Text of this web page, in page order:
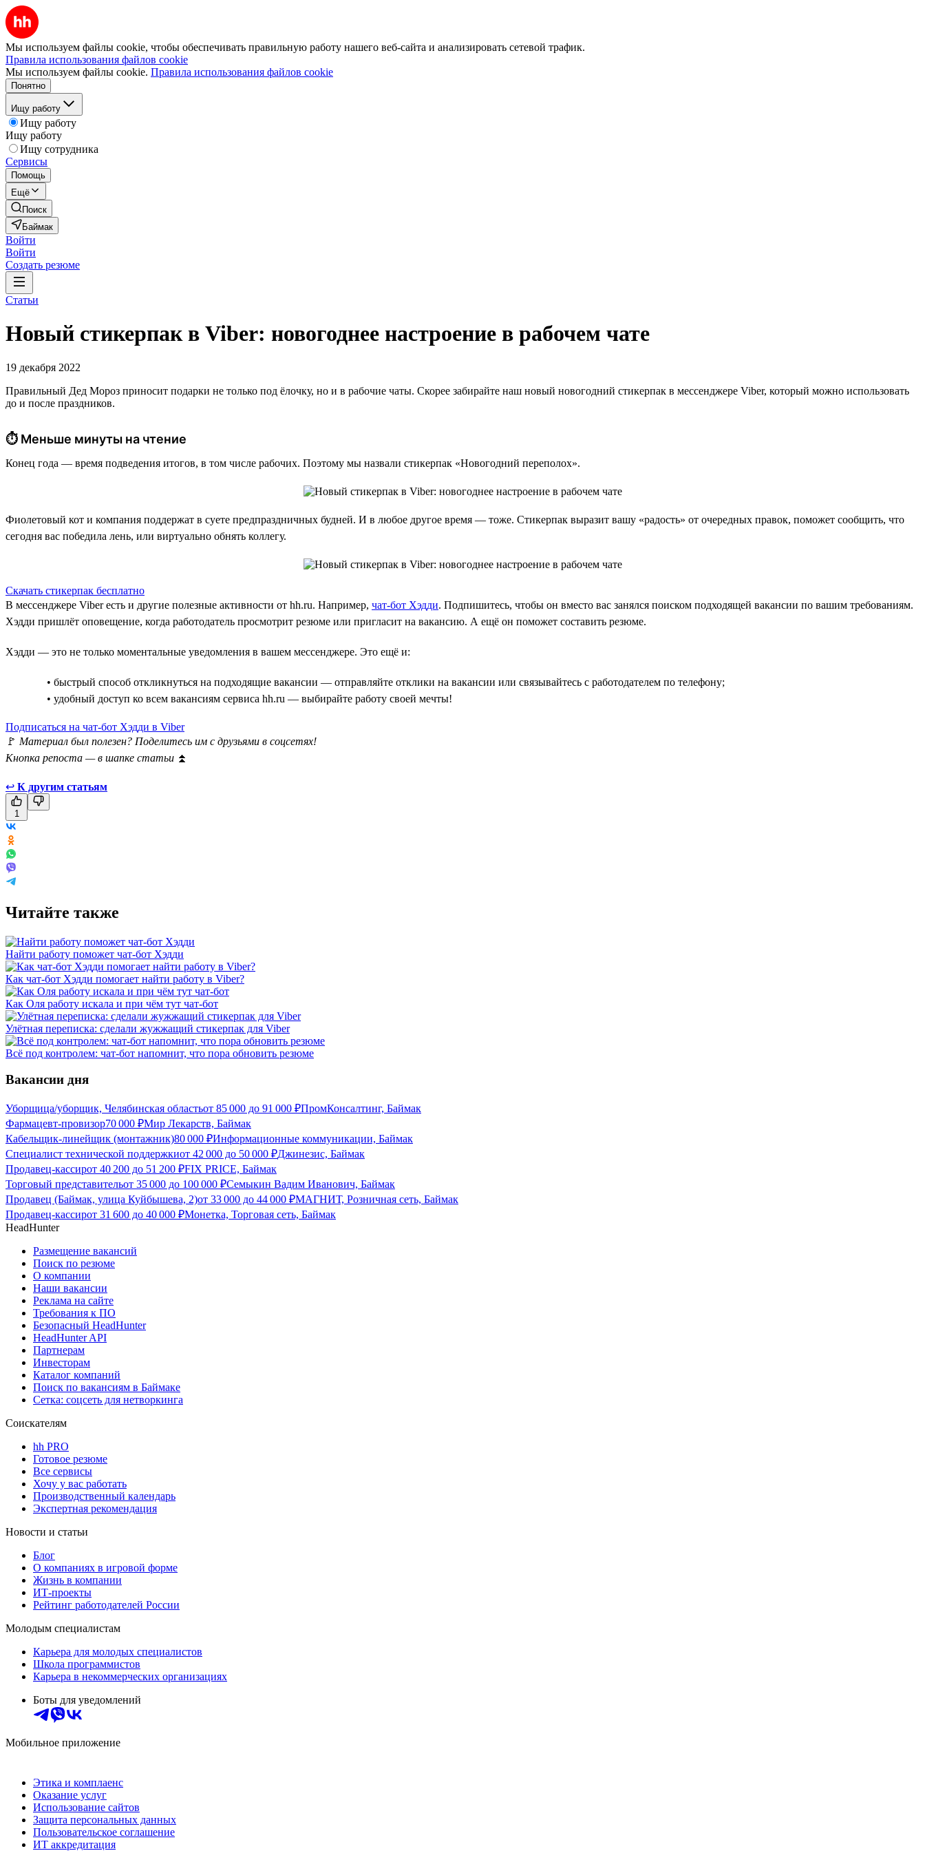
Мы используем файлы cookie, чтобы обеспечивать правильную работу нашего веб-сайта и анализировать сетевой трафик.
Правила использования файлов cookie
Мы используем файлы cookie. Правила использования файлов cookie
Понятно
Ищу работу
Ищу работу
Ищу работу
Ищу сотрудника
Сервисы
Помощь
Ещё
Поиск
Баймак
Войти
Войти
Создать резюме
Статьи
Новый стикерпак в Viber: новогоднее настроение в рабочем чате
19 декабря 2022
Правильный Дед Мороз приносит подарки не только под ёлочку, но и в рабочие чаты. Скорее забирайте наш новый новогодний стикерпак в мессенджере Viber, который можно использовать
до и после праздников.
⏱ Меньше минуты на чтение
Конец года — время подведения итогов, в том числе рабочих. Поэтому мы назвали стикерпак «Новогодний переполох».
Фиолетовый кот и компания поддержат в суете предпраздничных будней. И в любое другое время — тоже. Стикерпак выразит вашу «радость» от очередных правок, поможет сообщить, что
сегодня вас победила лень, или виртуально обнять коллегу.
Скачать стикерпак бесплатно
В мессенджере Viber есть и другие полезные активности от hh.ru. Например, чат-бот Хэдди. Подпишитесь, чтобы он вместо вас занялся поиском подходящей вакансии по вашим требованиям.
Хэдди пришлёт оповещение, когда работодатель просмотрит резюме или пригласит на вакансию. А ещё он поможет составить резюме.
Хэдди — это не только моментальные уведомления в вашем мессенджере. Это ещё и:
• быстрый способ откликнуться на подходящие вакансии — отправляйте отклики на вакансии или связывайтесь с работодателем по телефону;
• удобный доступ ко всем вакансиям сервиса hh.ru — выбирайте работу своей мечты!
Подписаться на чат-бот Хэдди в Viber
🚩 Материал был полезен? Поделитесь им с друзьями в соцсетях!
Кнопка репоста — в шапке статьи ⏫
↩ К другим статьям
1
Читайте также
Найти работу поможет чат-бот Хэдди
Как чат-бот Хэдди помогает найти работу в Viber?
Как Оля работу искала и при чём тут чат-бот
Улётная переписка: сделали жужжащий стикерпак для Viber
Всё под контролем: чат-бот напомнит, что пора обновить резюме
Вакансии дня
Уборщица/уборщик, Челябинская областьот 85 000 до 91 000 ₽ПромКонсалтинг, Баймак
Фармацевт-провизор70 000 ₽Мир Лекарств, Баймак
Кабельщик-линейщик (монтажник)80 000 ₽Информационные коммуникации, Баймак
Специалист технической поддержкиот 42 000 до 50 000 ₽Джинезис, Баймак
Продавец-кассирот 40 200 до 51 200 ₽FIX PRICE, Баймак
Торговый представительот 35 000 до 100 000 ₽Семыкин Вадим Иванович, Баймак
Продавец (Баймак, улица Куйбышева, 2)от 33 000 до 44 000 ₽МАГНИТ, Розничная сеть, Баймак
Продавец-кассирот 31 600 до 40 000 ₽Монетка, Торговая сеть, Баймак
HeadHunter
Размещение вакансий
Поиск по резюме
О компании
Наши вакансии
Реклама на сайте
Требования к ПО
Безопасный HeadHunter
HeadHunter API
Партнерам
Инвесторам
Каталог компаний
Поиск по вакансиям в Баймаке
Сетка: соцсеть для нетворкинга
Соискателям
hh PRO
Готовое резюме
Все сервисы
Хочу у вас работать
Производственный календарь
Экспертная рекомендация
Новости и статьи
Блог
О компаниях в игровой форме
Жизнь в компании
ИТ-проекты
Рейтинг работодателей России
Молодым специалистам
Карьера для молодых специалистов
Школа программистов
Карьера в некоммерческих организациях
Боты для уведомлений
Мобильное приложение
Этика и комплаенс
Оказание услуг
Использование сайтов
Защита персональных данных
Пользовательское соглашение
ИТ аккредитация